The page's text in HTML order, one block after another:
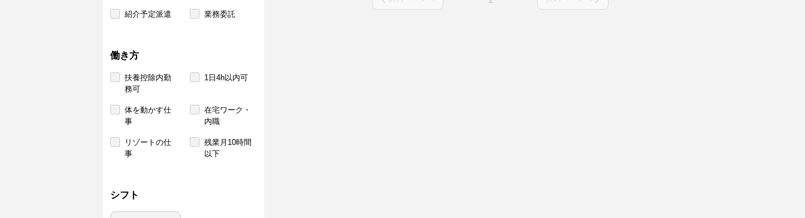
紹介予定派遣 業務委託
働き方
扶養控除内勤
務可
1日4h以内可
体を動かす仕
事
在宅ワーク・
内職
リゾートの仕
事
残業月10時間
以下
シフト